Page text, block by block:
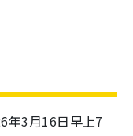
年3月16日早上7